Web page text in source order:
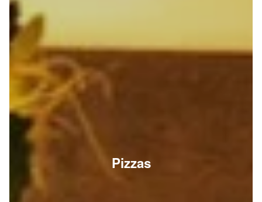
Pizzas